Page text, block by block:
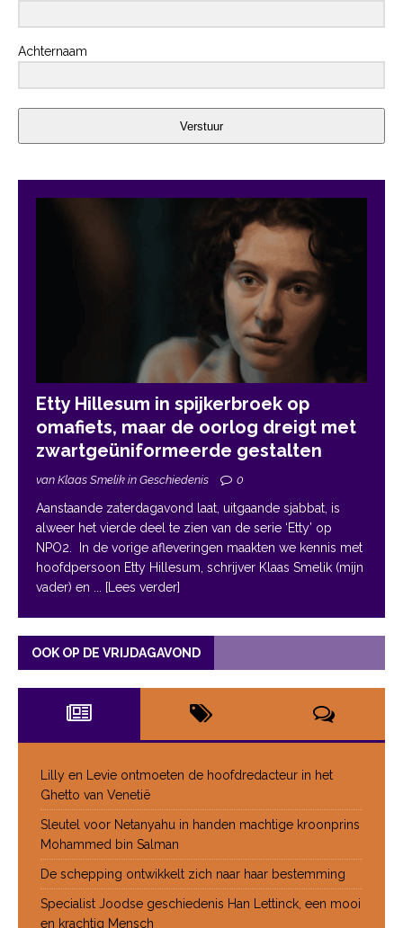
Achternaam
Verstuur
Etty Hillesum in spijkerbroek op
omafiets, maar de oorlog dreigt met
zwartgeüniformeerde gestalten
van Klaas Smelik in Geschiedenis 0
Aanstaande zaterdagavond laat, uitgaande sjabbat, is
alweer het vierde deel te zien van de serie ‘Etty’ op
NPO2. In de vorige afleveringen maakten we kennis met
hoofdpersoon Etty Hillesum, schrijver Klaas Smelik (mijn
vader) en
... [Lees verder]
OOK OP DE VRIJDAGAVOND
Lilly en Levie ontmoeten de hoofdredacteur in het
Ghetto van Venetië
Sleutel voor Netanyahu in handen machtige kroonprins
Mohammed bin Salman
De schepping ontwikkelt zich naar haar bestemming
Specialist Joodse geschiedenis Han Lettinck, een mooi
en krachtig Mensch